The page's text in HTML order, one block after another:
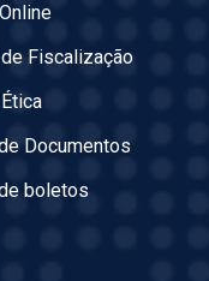
de Fiscalização
Documentos
boletos